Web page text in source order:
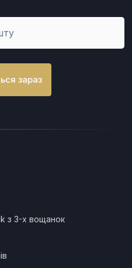
зараз
з 3-х вощанок